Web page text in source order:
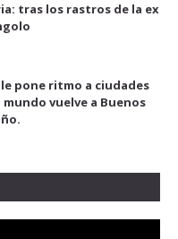
tras los rastros de la ex
le pone ritmo a ciudades
vuelve a Buenos